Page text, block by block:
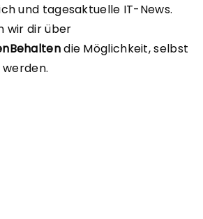
und tagesaktuelle IT-News.
wir dir über
die Möglichkeit, selbst